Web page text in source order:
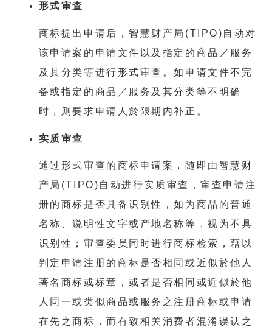
形式审查
商标提出申请后，智慧财产局(TIPO)自动对
该申请案的申请文件以及指定的商品／服务
及其分类等进行形式审查。如申请文件不完
备或指定的商品／服务及其分类等不明确
时，则要求申请人於限期内补正。
实质审查
通过形式审查的商标申请案，随即由智慧财
产局(TIPO)自动进行实质审查，审查申请注
册的商标是否具备识别性，如为商品的普通
名称、说明性文字或产地名称等，视为不具
识别性；审查委员同时进行商标检索，藉以
判定申请注册的商标是否相同或近似於他人
著名商标或标章，或者是否相同或近似於他
人同一或类似商品或服务之注册商标或申请
在先之商标，而有致相关消费者混淆误认之